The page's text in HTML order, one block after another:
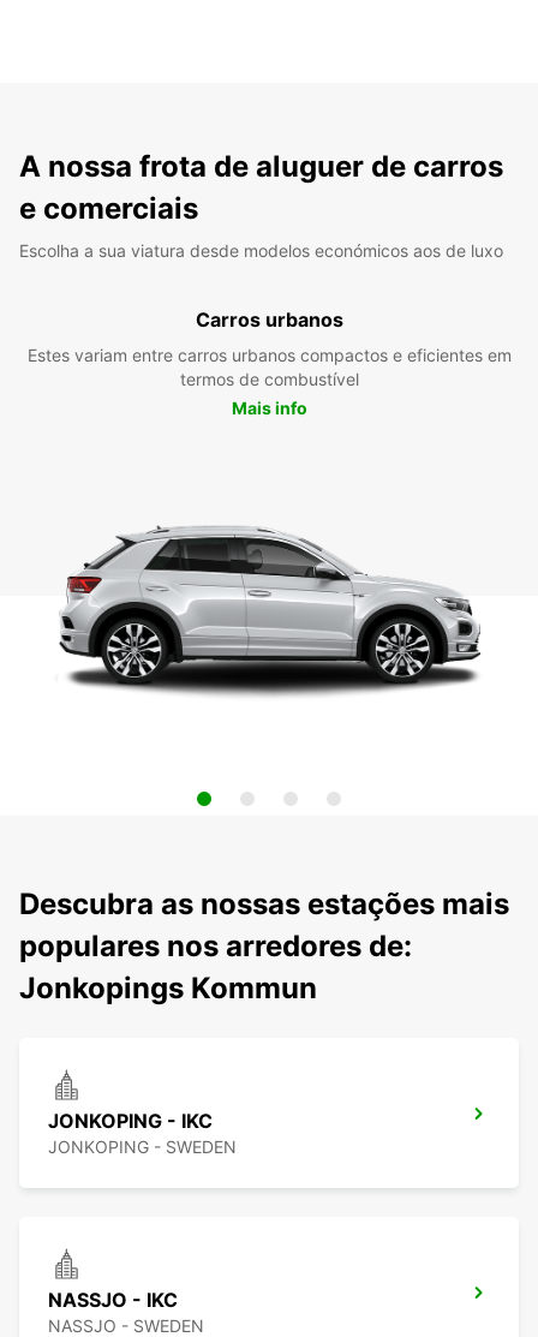
A nossa frota de aluguer de carros
e comerciais
Escolha a sua viatura desde modelos económicos aos de luxo
Carros urbanos
Estes variam entre carros urbanos compactos e eficientes em
termos de combustível
Mais info
Descubra as nossas estações mais
populares nos arredores de:
Jonkopings Kommun
JONKOPING - IKC
JONKOPING - SWEDEN
NASSJO - IKC
NASSJO - SWEDEN